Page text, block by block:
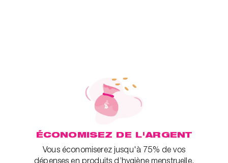
ÉCONOMISEZ DE L'ARGENT
Vous économiserez jusqu'à 75% de vos
dépenses en produits d’hygiène menstruelle.